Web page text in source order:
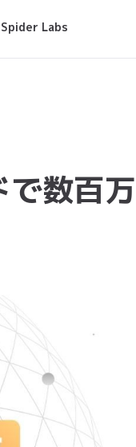
Spider Labs
数百